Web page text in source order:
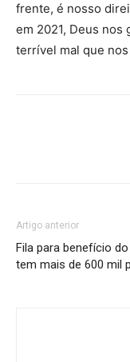
frente, é nosso
em 2021, Deus nos
terrível mal que
Artigo anterior
Fila para benefício do
tem mais de 600 mil